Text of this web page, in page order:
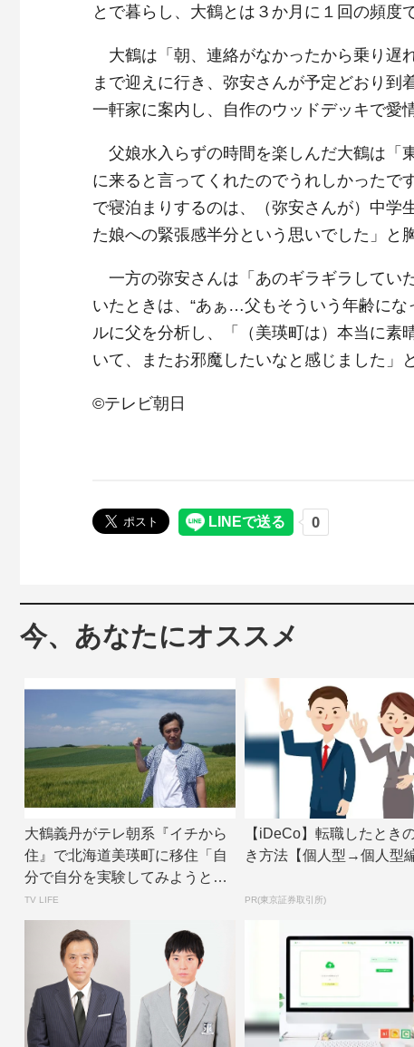
とで暮らし、大鶴とは３か月に１回の頻度
大鶴は「朝、連絡がなかったから乗り遅
まで迎えに行き、弥安さんが予定どおり
一軒家に案内し、自作のウッドデッキで愛
父娘水入らずの時間を楽しんだ大鶴は「
に来ると言ってくれたのでうれしかったで
で寝泊まりするのは、（弥安さんが）中学
た娘への緊張感半分という思いでした」と
一方の弥安さんは「あのギラギラしてい
いたときは、“あぁ…父もそういう年齢に
ルに父を分析し、「（美瑛町は）本当に素
いて、またお邪魔したいなと感じました」
©テレビ朝日
今、あなたにオススメ
大鶴義丹がテレ朝系『イチから
住』で北海道美瑛町に移住「自
分で自分を実験してみようと決
断しました」 |...
TV LIFE
【iDeCo】転職したとき
き方法【個人型→個人型編
PR(東京証券取引所)